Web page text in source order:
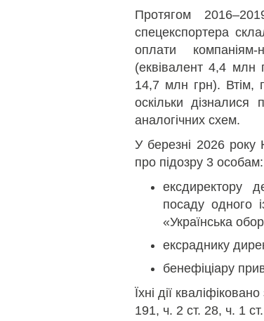
Протягом
спецекспортера
оплати
(еквівалент 4,4 млн
14,7 млн грн). Втім,
оскільки
аналогічних схем.
У березні 2026
про підозру 3 особам:
ексдиректору
посаду одного
«Українська
ексраднику
бенефіціару
Їхні дії
191, ч. 2 ст. 28, ч. 1